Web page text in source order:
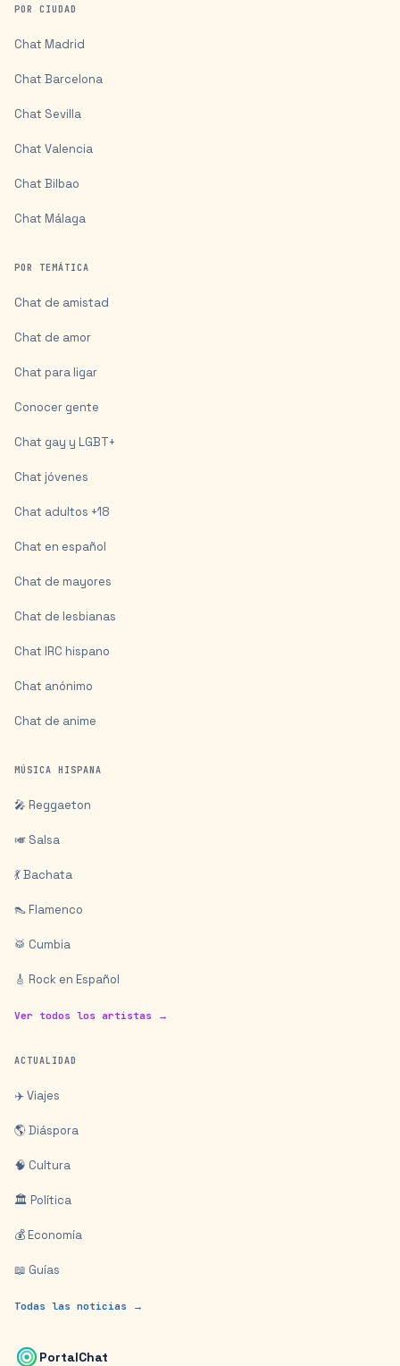
POR CIUDAD
Chat Madrid
Chat Barcelona
Chat Sevilla
Chat Valencia
Chat Bilbao
Chat Málaga
POR TEMÁTICA
Chat de amistad
Chat de amor
Chat para ligar
Conocer gente
Chat gay y LGBT+
Chat jóvenes
Chat adultos +18
Chat en español
Chat de mayores
Chat de lesbianas
Chat IRC hispano
Chat anónimo
Chat de anime
MÚSICA HISPANA
🎤 Reggaeton
🎺 Salsa
💃 Bachata
👠 Flamenco
🥁 Cumbia
🎸 Rock en Español
Ver todos los artistas →
ACTUALIDAD
✈️ Viajes
🌎 Diáspora
🧠 Cultura
🏛️ Política
💰 Economía
📖 Guías
Todas las noticias →
PortalChat